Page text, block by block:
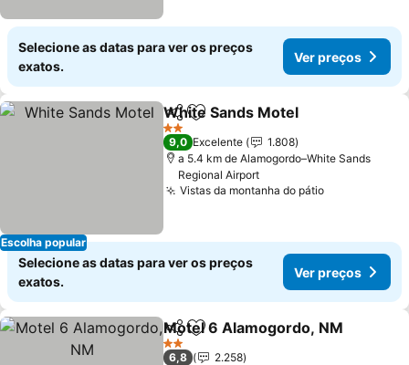
Selecione as datas para ver os preços
exatos.
Ver preços
Escolha popular
PartilharAdicionar aos favoritos
White Sands Motel
2 Estrelas
9,0 Excelente
1.808
a 5.4 km de Alamogordo–White Sands
Regional Airport
Vistas da montanha do pátioVer preços
Selecione as datas para ver os preços
exatos.
Ver preços
PartilharAdicionar aos favoritos
Motel 6 Alamogordo, NM
2 Estrelas
6,8
2.258